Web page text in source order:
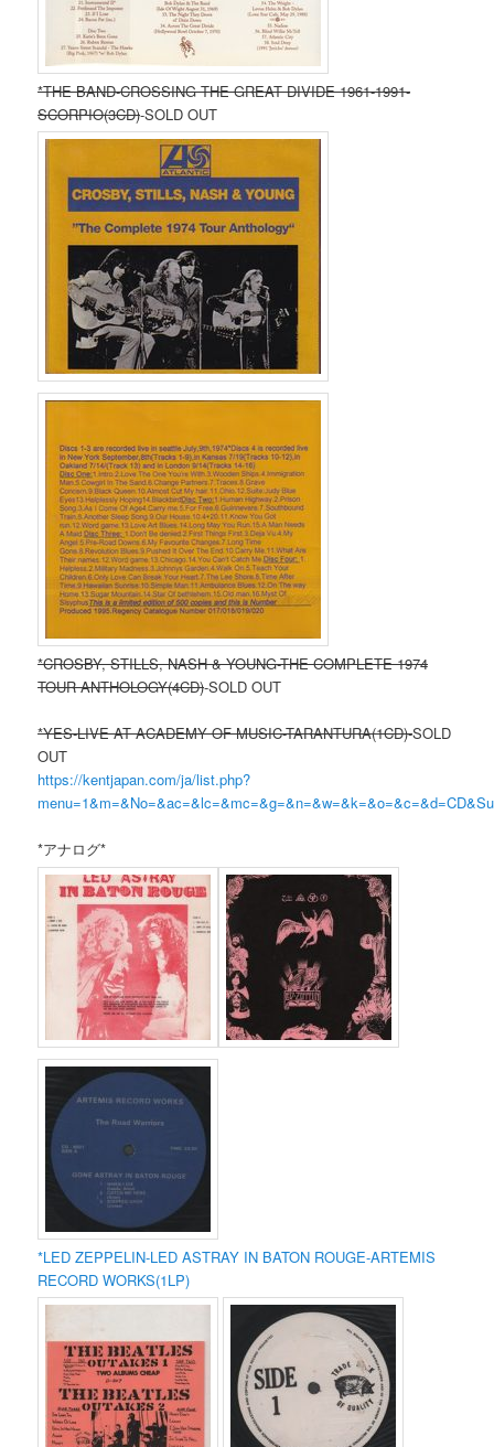
*THE BAND-CROSSING THE GREAT DIVIDE 1961-1991-
SCORPIO(3CD)-SOLD OUT
*CROSBY, STILLS, NASH & YOUNG-THE COMPLETE 1974
TOUR ANTHOLOGY(4CD)-SOLD OUT
*YES-LIVE AT ACADEMY OF MUSIC-TARANTURA(1CD)-SOLD
OUT
https://kentjapan.com/ja/list.php?
*アナログ*
*LED ZEPPELIN-LED ASTRAY IN BATON ROUGE-ARTEMIS
RECORD WORKS(1LP)